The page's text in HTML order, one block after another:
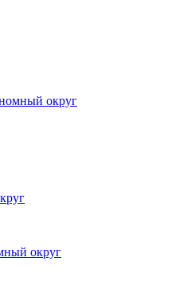
округ
округ